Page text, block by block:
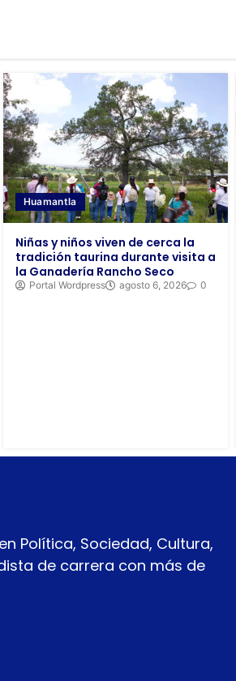
Huamantla
Niñas y niños viven de cerca la
tradición taurina durante visita a
la Ganadería Rancho Seco
Portal Wordpress agosto 6, 2026 0
Política, Sociedad, Cultura,
de carrera con más de